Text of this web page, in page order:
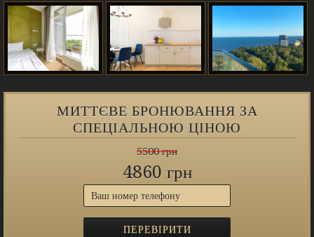
МИТТЄВЕ БРОНЮВАННЯ ЗА
СПЕЦІАЛЬНОЮ ЦІНОЮ
5500 грн
4860 грн